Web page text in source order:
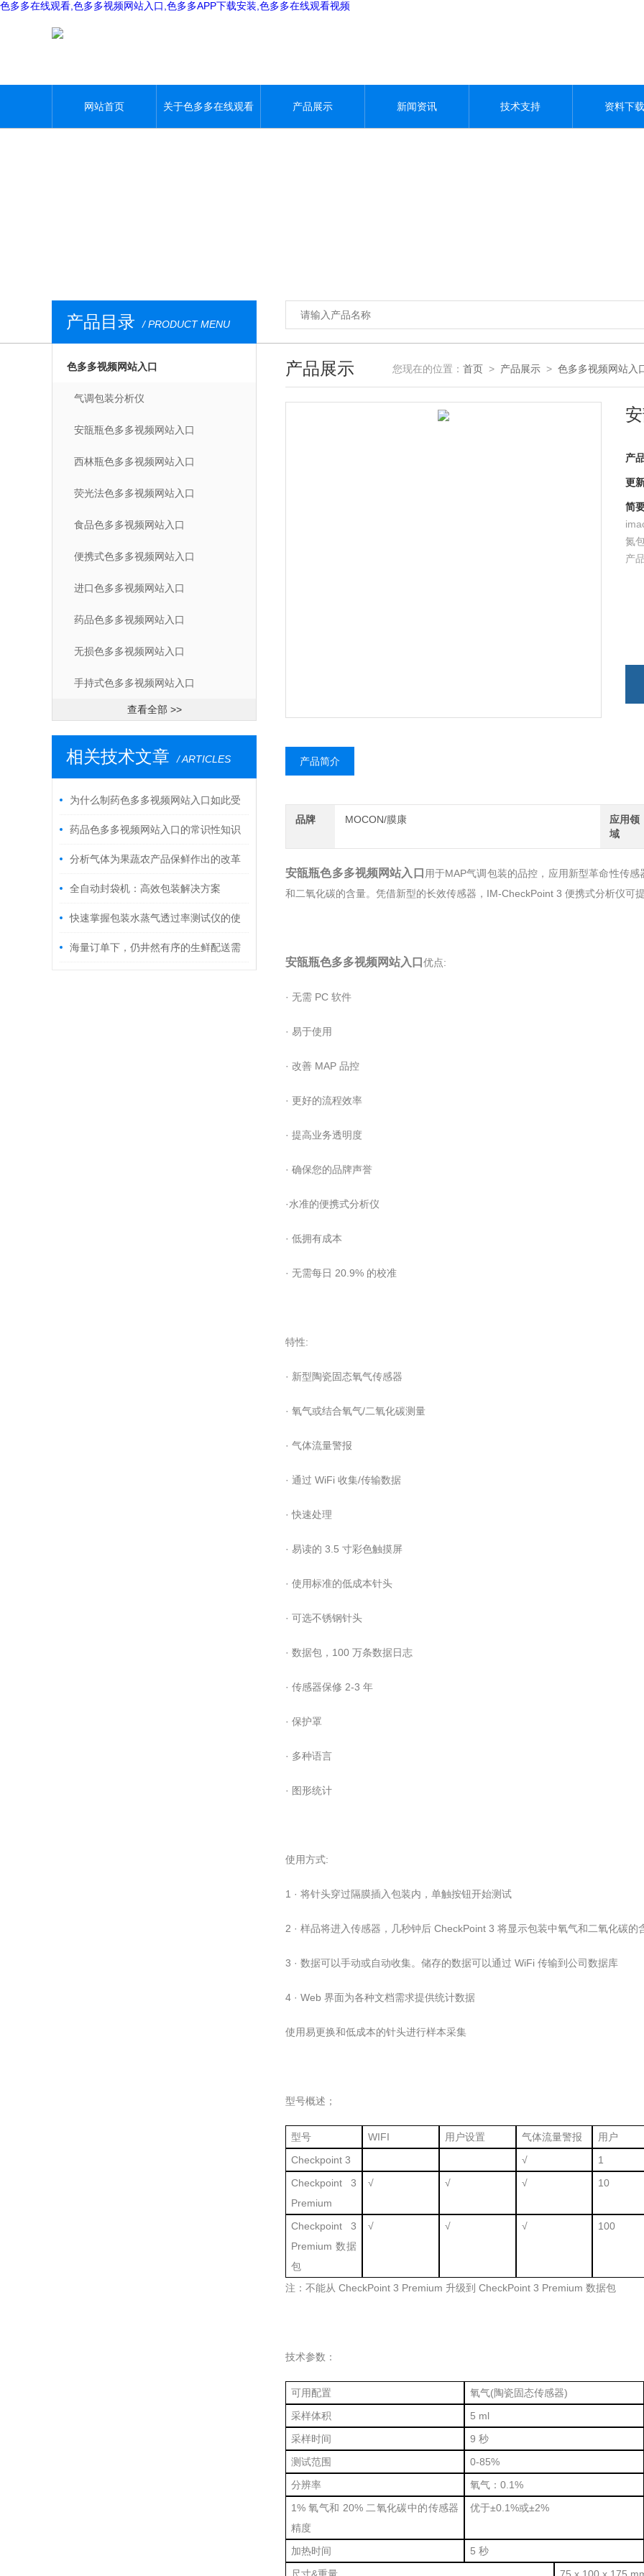
色多多在线观看,色多多视频网站入口,色多多APP下载安装,色多多在线观看视频
网站首页 关于色多多在线观看 产品展示 新闻资讯 技术支持 资料下
产品目录 / PRODUCT MENU
色多多视频网站入口
气调包装分析仪
安瓿瓶色多多视频网站入口
西林瓶色多多视频网站入口
荧光法色多多视频网站入口
食品色多多视频网站入口
便携式色多多视频网站入口
进口色多多视频网站入口
药品色多多视频网站入口
无损色多多视频网站入口
手持式色多多视频网站入口
查看全部 >>
相关技术文章 / ARTICLES
为什么制药色多多视频网站入口如此受
欢迎药品色多多视频网站入口的常识性知识
普及分析气体为果蔬农产品保鲜作出的改革
全自动封袋机：高效包装解决方案
快速掌握包装水蒸气透过率测试仪的使
用秘籍
海量订单下，仍井然有序的生鲜配送需
产品展示 您现在的位置： 首页 > 产品展示 > 色多多视频网站入
产品
更新
简要
氮
产
产品简介
品牌 MOCON/膜康
应用领
域
安瓿瓶色多多视频网站入口 用于MAP气调包装的品控，应用新型革命性传
和二氧化碳的含量。凭借新型的长效传感器，IM-CheckPoint 3 便携式分析仪可提
安瓿瓶色多多视频网站入口 优点:
· 无需 PC 软件
· 易于使用
· 改善 MAP 品控
· 更好的流程效率
· 提高业务透明度
· 确保您的品牌声誉
·水准的便携式分析仪
· 低拥有成本
· 无需每日 20.9% 的校准
特性:
· 新型陶瓷固态氧气传感器
· 氧气或结合氧气/二氧化碳测量
· 气体流量警报
· 通过 WiFi 收集/传输数据
· 快速处理
· 易读的 3.5 寸彩色触摸屏
· 使用标准的低成本针头
· 可选不锈钢针头
· 数据包，100 万条数据日志
· 传感器保修 2-3 年
· 保护罩
· 多种语言
· 图形统计
使用方式:
1 · 将针头穿过隔膜插入包装内，单触按钮开始测试
2 · 样品将进入传感器，几秒钟后 CheckPoint 3 将显示包装中氧气和二氧化碳的
3 · 数据可以手动或自动收集。储存的数据可以通过 WiFi 传输到公司数据库
4 · Web 界面为各种文档需求提供统计数据
使用易更换和低成本的针头进行样本采集
型号概述；
型号 WIFI 用户设置 气体流量警报
用户
Checkpoint 3
√
1
Checkpoint 3
Premium
√ √ √ 10
Checkpoint 3
Premium 数据
包
√ √ √ 100
注：不能从 CheckPoint 3 Premium 升级到 CheckPoint 3 Premium 数据包
技术参数：
可用配置
氧气(陶瓷固态传感器)
采样体积
5 ml
采样时间
9 秒
测试范围
0-85%
分辨率
氧气：0.1%
1% 氧气和 20% 二氧化碳中的传感器
精度
优于±0.1%或±2%
加热时间
5 秒